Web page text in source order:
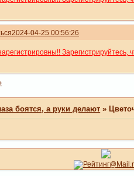
2024-04-25 00:56:26
Зарегистрируйтесь,
боятся, а руки делают »